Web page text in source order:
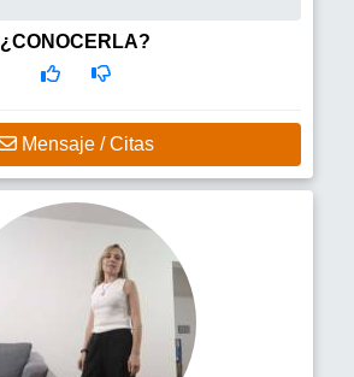
¿CONOCERLA?
Mensaje / Citas